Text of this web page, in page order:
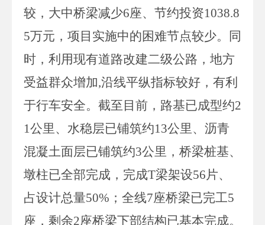
较，大中桥梁减少6座、节约投资1038.8
5万元，项目实施中的困难节点较少。同
时，利用现有道路改建二级公路，地方
受益群众增加,沿线平纵指标较好，有利
于行车安全。 截至目前，路基已成型约2
1公里、水稳层已铺筑约13公里、沥青
混凝土面层已铺筑约3公里，桥梁桩基、
墩柱已全部完成，完成T梁架设56片、
占设计总量50% ；全线7座桥梁已完工5
座，剩余2座桥梁下部结构已基本完成。